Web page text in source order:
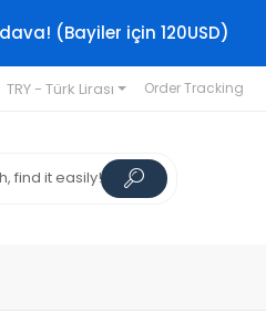
(Bayiler için 120USD)
TRY - Türk Lirası Order Tracking